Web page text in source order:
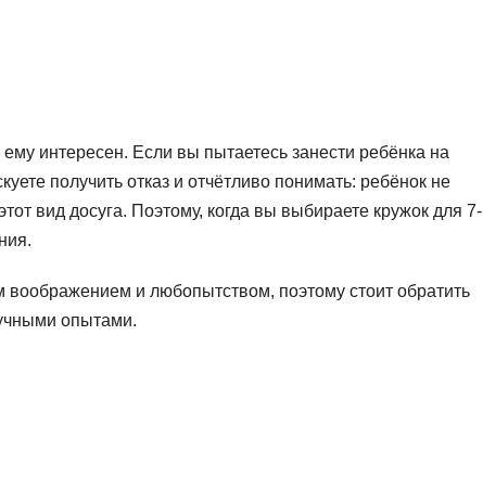
интересен. Если вы пытаетесь занести ребёнка на
получить отказ и отчётливо понимать: ребёнок не
вид досуга. Поэтому, когда вы выбираете кружок для 7-
и любопытством, поэтому стоит обратить
опытами.